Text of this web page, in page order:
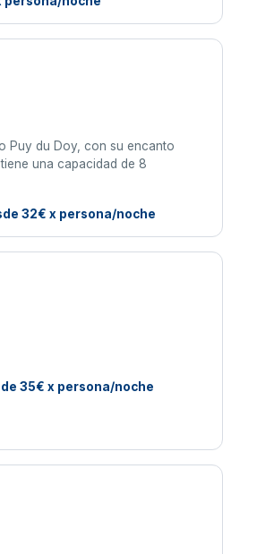
Puy du Doy, con su encanto
una capacidad de 8
32€ x persona/noche
35€ x persona/noche